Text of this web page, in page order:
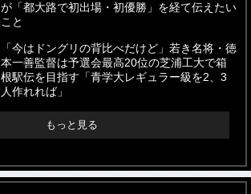
が「都大路で初出場・初優勝」を経て伝えたい
こと
「今はドングリの背比べだけど」若き名将・徳
本一善監督は予選会最高20位の芝浦工大で箱
根駅伝を目指す「青学大レギュラー級を2、3
人作れれば」
もっと見る